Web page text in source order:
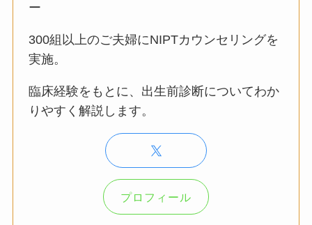
ー
300組以上のご夫婦にNIPTカウンセリングを
実施。
臨床経験をもとに、出生前診断についてわか
りやすく解説します。
プロフィール